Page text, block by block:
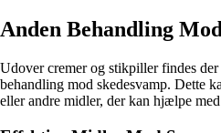
Anden Behandling
Udover cremer og stikpiller findes
behandling mod skedesvamp. Dette
eller andre midler, der kan hjælpe